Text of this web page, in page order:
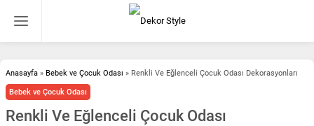
Anasayfa » Bebek ve Çocuk Odası » Renkli Ve Eğlenceli Çocuk Odası Dekorasyonları
Bebek ve Çocuk Odası
Renkli Ve Eğlenceli Çocuk Odası